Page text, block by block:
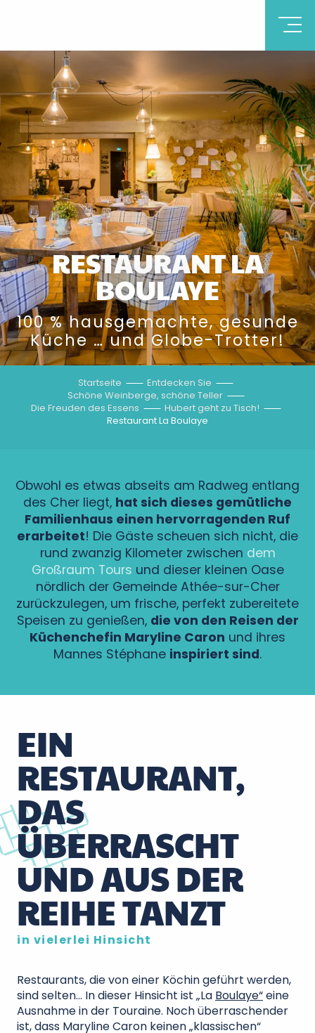
RESTAURANT LA
BOULAYE
100 % hausgemachte, gesunde
Küche … und Globe-Trotter!
Startseite
Entdecken Sie
Schöne Weinberge, schöne Teller
Die Freuden des Essens
Hubert geht zu Tisch!
Restaurant La Boulaye
Obwohl es etwas abseits am Radweg entlang
des Cher liegt, hat sich dieses gemütliche
Familienhaus einen hervorragenden Ruf
erarbeitet! Die Gäste scheuen sich nicht, die
rund zwanzig Kilometer zwischen dem
Großraum Tours und dieser kleinen Oase
nördlich der Gemeinde Athée-sur-Cher
zurückzulegen, um frische, perfekt zubereitete
Speisen zu genießen, die von den Reisen der
Küchenchefin Maryline Caron und ihres
Mannes Stéphane inspiriert sind.
EIN
RESTAURANT,
DAS
ÜBERRASCHT
UND AUS DER
REIHE TANZT
in vielerlei Hinsicht
Restaurants, die von einer Köchin geführt werden,
sind selten… In dieser Hinsicht ist „La Boulaye“eine
Ausnahme in der Touraine. Noch überraschender
ist, dass Maryline Caron keinen „klassischen“